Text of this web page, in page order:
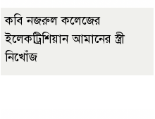
কবি নজরুল কলেজের
ইলেকট্রিশিয়ান আমানের স্ত্রী
নিখোঁজ